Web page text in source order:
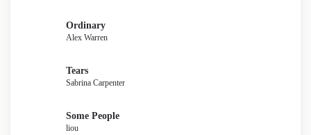
Ordinary
Alex Warren
Tears
Sabrina Carpenter
Some People
liou